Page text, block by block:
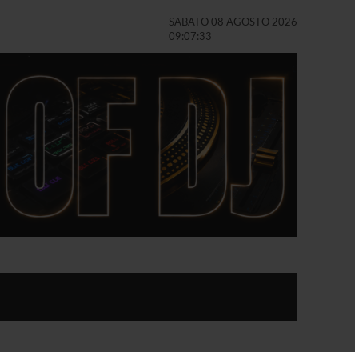
SABATO 08 AGOSTO 2026
09:07:34